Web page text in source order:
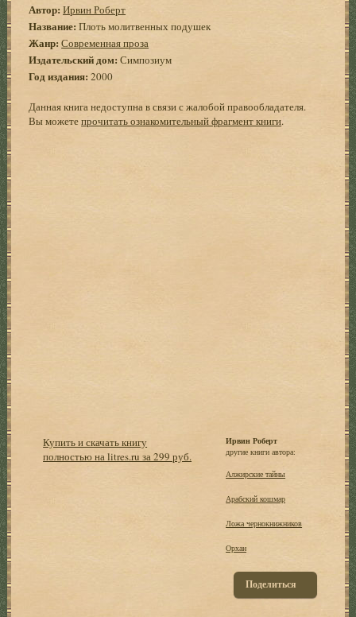
Автор: Ирвин Роберт
Название: Плоть молитвенных подушек
Жанр: Современная проза
Издательский дом: Симпозиум
Год издания: 2000
Данная книга недоступна в связи с жалобой правообладателя.
Вы можетепрочитать ознакомительный фрагмент книги.
Купить и скачать книгу
полностью на litres.ru за 299 руб.
Ирвин Роберт
другие книги автора:
Алжирские тайны
Арабский кошмар
Ложа чернокнижников
Орхан
Поделиться